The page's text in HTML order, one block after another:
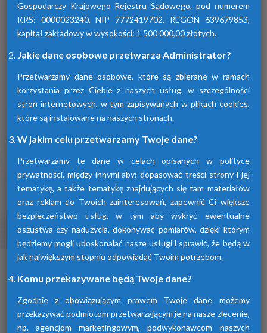
Osuszacze ziębnicze
To inaczej osuszacze kondensacyjne
osuszające powietrze poprzez jego
schłodzenie i wykroplenie kondensatu.
Urządzenia te spełniają wszelkie normy i
oczekiwania klientów.
Gospodarczy Krajowego Rejestru Sądowego, pod numerem
KRS: 0000023240, NIP 7772419702, REGON 639679853,
kapitał zakładowy w wysokości: 1 500 000,00 złotych.
Jakie dane osobowe przetwarza Administrator?
Przetwarzamy dane osobowe, które są zbierane w ramach
korzystania przez Ciebie z naszych usług, w szczególności
stron internetowych, w tym zapisywanych w plikach cookies,
które są instalowane na naszych stronach.
W jakim celu przetwarzamy Twoje dane?
Przetwarzamy te dane w celach opisanych w polityce
prywatności, między innymi aby: dopasować treści strony i jej
tematykę, a także tematykę znajdujących się tam materiałów
oraz reklam do Twoich zainteresowań, zapewnić Ci większe
bezpieczeństwo usług, w tym aby wykryć ewentualne
oszustwa czy nadużycia, dokonywać pomiarów, dzięki którym
będziemy mogli udoskonalać nasze usługi i sprawić, że będą w
jak największym stopniu odpowiadać Twoim potrzebom.
Komu przekazywane będą Twoje dane?
Zgodnie z obowiązującym prawem Twoje dane możemy
przekazywać podmiotom przetwarzającym je na nasze zlecenie,
np. agencjom marketingowym, podwykonawcom naszych